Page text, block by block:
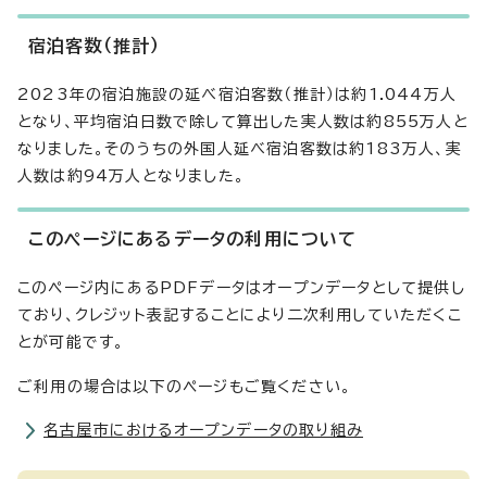
宿泊客数（推計）
2023年の宿泊施設の延べ宿泊客数（推計）は約1.044万人
となり、平均宿泊日数で除して算出した実人数は約855万人と
なりました。そのうちの外国人延べ宿泊客数は約183万人、実
人数は約94万人となりました。
このページにあるデータの利用について
このページ内にあるPDFデータはオープンデータとして提供し
ており、クレジット表記することにより二次利用していただくこ
とが可能です。
ご利用の場合は以下のページもご覧ください。
名古屋市におけるオープンデータの取り組み